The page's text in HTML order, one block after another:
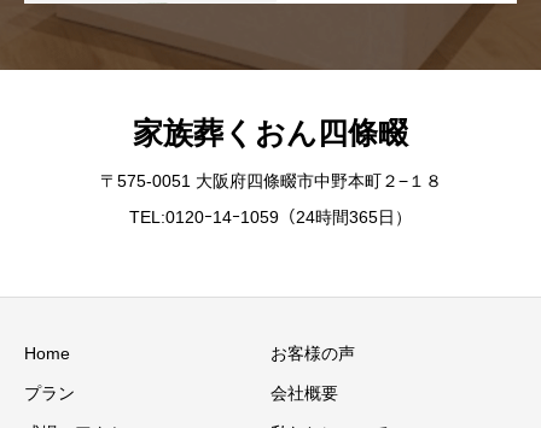
家族葬くおん四條畷
〒575-0051 大阪府四條畷市中野本町２−１８
TEL:0120ｰ14ｰ1059（24時間365日）
Home お客様の声
プラン 会社概要